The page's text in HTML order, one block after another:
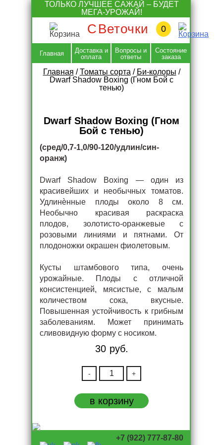
Skip
content
ТОЛЬКО ЛУЧШЕЕ САЖАЙ – БУДЕТ
МЕГА-УРОЖАЙ!
С Веточки 0
Главная
Доставка и
оплата
Вопросы и
ответы
Состояние
заказа
Главная /Томаты сорта / Би-колоры /
Dwarf Shadow Boxing (Гном Бой с
тенью)
Dwarf Shadow Boxing (Гном
Бой с тенью)
(сред/0,7-1,0/90-120/удлин/син-
оранж)
Dwarf Shadow Boxing — один из
красивейших и необычных томатов.
Удлинѐнные плоды около 8 см.
Необычно красивая раскраска
плодов, золотисто-оранжевые с
розовыми линиями и пятнами. От
плодоножки окрашен фиолетовым.
Кусты штамбового типа, очень
урожайные. Плоды с отличной
консистенцией, мясистые, с малым
количеством сока, вкусные.
Повышенная устойчивость к грибным
заболеваниям. Может принимать
сливовидную форму с носиком.
30 руб.
Количество
Shadow
Boxing
(Гном
тенью)
- +
в корзину
+7 (922) 777-87-80